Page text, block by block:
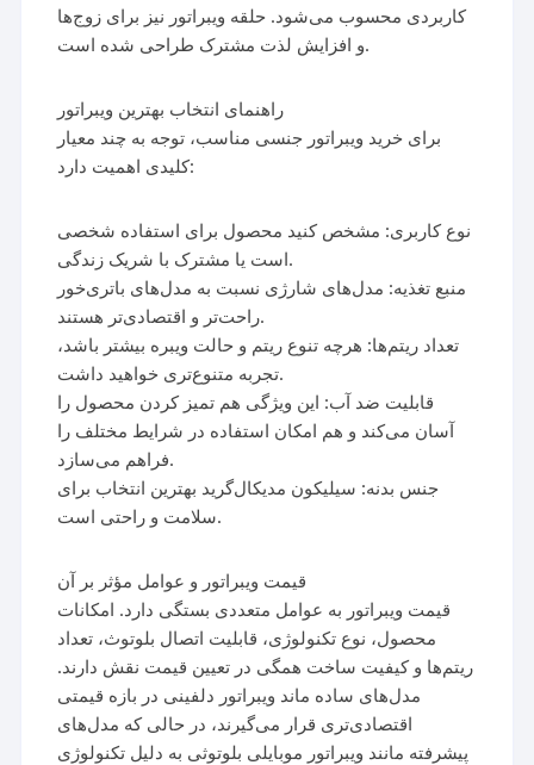
کاربردی محسوب می‌شود. حلقه ویبراتور نیز برای زوج‌ها
و افزایش لذت مشترک طراحی شده است.
راهنمای انتخاب بهترین ویبراتور
برای خرید ویبراتور جنسی مناسب، توجه به چند معیار
کلیدی اهمیت دارد:
نوع کاربری: مشخص کنید محصول برای استفاده شخصی
است یا مشترک با شریک زندگی.
منبع تغذیه: مدل‌های شارژی نسبت به مدل‌های باتری‌خور
راحت‌تر و اقتصادی‌تر هستند.
تعداد ریتم‌ها: هرچه تنوع ریتم و حالت ویبره بیشتر باشد،
تجربه متنوع‌تری خواهید داشت.
قابلیت ضد آب: این ویژگی هم تمیز کردن محصول را
آسان می‌کند و هم امکان استفاده در شرایط مختلف را
فراهم می‌سازد.
جنس بدنه: سیلیکون مدیکال‌گرید بهترین انتخاب برای
سلامت و راحتی است.
قیمت ویبراتور و عوامل مؤثر بر آن
قیمت ویبراتور به عوامل متعددی بستگی دارد. امکانات
محصول، نوع تکنولوژی، قابلیت اتصال بلوتوث، تعداد
ریتم‌ها و کیفیت ساخت همگی در تعیین قیمت نقش دارند.
مدل‌های ساده ماند ویبراتور دلفینی در بازه قیمتی
اقتصادی‌تری قرار می‌گیرند، در حالی که مدل‌های
پیشرفته مانند ویبراتور موبایلی بلوتوثی به دلیل تکنولوژی